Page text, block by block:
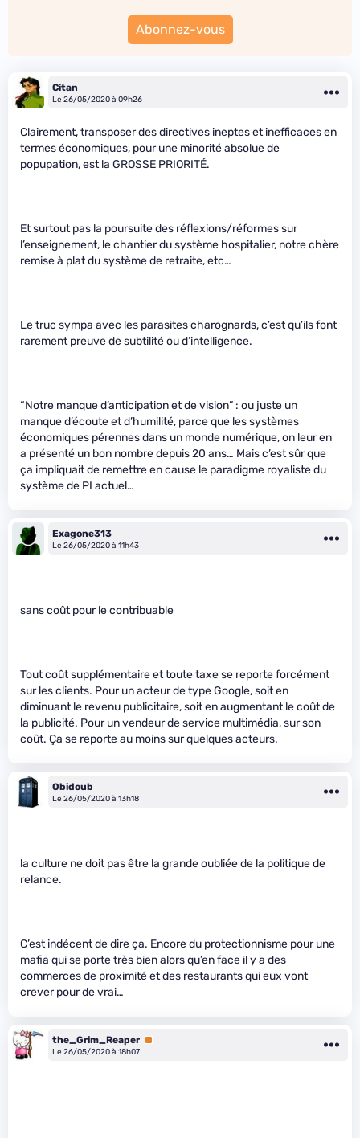
Abonnez-vous
Citan
Le 26/05/2020 à 09h26
Clairement, transposer des directives ineptes et inefficaces en
termes économiques, pour une minorité absolue de
popupation, est la GROSSE PRIORITÉ.
Et surtout pas la poursuite des réflexions/réformes sur
l’enseignement, le chantier du système hospitalier, notre chère
remise à plat du système de retraite, etc…
Le truc sympa avec les parasites charognards, c’est qu’ils font
rarement preuve de subtilité ou d’intelligence.
“Notre manque d’anticipation et de vision” : ou juste un
manque d’écoute et d’humilité, parce que les systèmes
économiques pérennes dans un monde numérique, on leur en
a présenté un bon nombre depuis 20 ans… Mais c’est sûr que
ça impliquait de remettre en cause le paradigme royaliste du
système de PI actuel…
Exagone313
Le 26/05/2020 à 11h43
sans coût pour le contribuable
Tout coût supplémentaire et toute taxe se reporte forcément
sur les clients. Pour un acteur de type Google, soit en
diminuant le revenu publicitaire, soit en augmentant le coût de
la publicité. Pour un vendeur de service multimédia, sur son
coût. Ça se reporte au moins sur quelques acteurs.
Obidoub
Le 26/05/2020 à 13h18
la culture ne doit pas être la grande oubliée de la politique de
relance.
C’est indécent de dire ça. Encore du protectionnisme pour une
mafia qui se porte très bien alors qu’en face il y a des
commerces de proximité et des restaurants qui eux vont
crever pour de vrai…
the_Grim_Reaper Premium
Le 26/05/2020 à 18h07